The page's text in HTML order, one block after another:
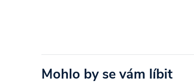
13–14 let
158–164
Mohlo by se vám líbit